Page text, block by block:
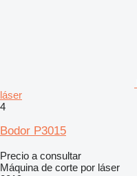
láser
4
Bodor P3015
Precio a consultar
Máquina de corte por láser